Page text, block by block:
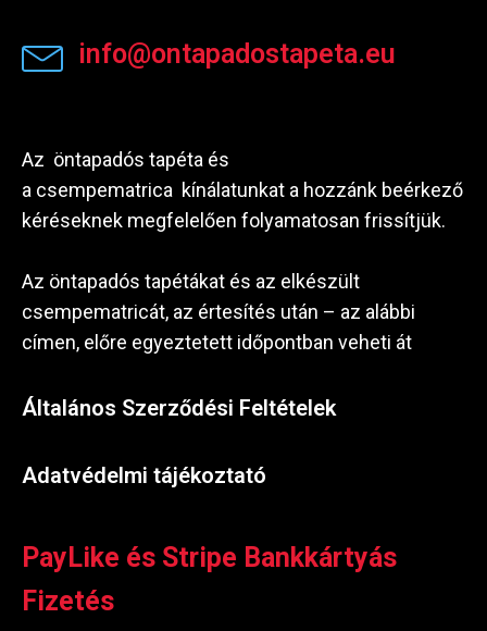
info@ontapadostapeta.eu
Az öntapadós tapéta és
a csempematrica kínálatunkat a hozzánk beérkező
kéréseknek megfelelően folyamatosan frissítjük.
Az öntapadós tapétákat és az elkészült
csempematricát, az értesítés után – az alábbi
címen, előre egyeztetett időpontban veheti át
Általános Szerződési Feltételek
Adatvédelmi tájékoztató
PayLike és Stripe Bankkártyás
Fizetés